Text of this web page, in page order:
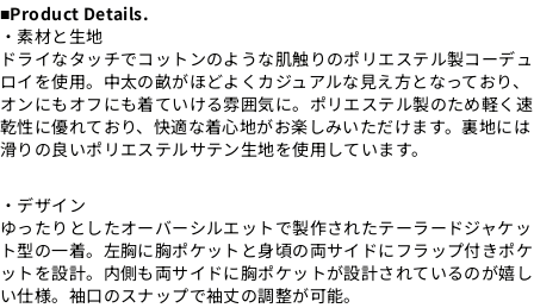
■Product Details.
・素材と生地
ドライなタッチでコットンのような肌触りのポリエステル製コーデュ
ロイを使用。中太の畝がほどよくカジュアルな見え方となっており、
オンにもオフにも着ていける雰囲気に。ポリエステル製のため軽く速
乾性に優れており、快適な着心地がお楽しみいただけます。裏地には
滑りの良いポリエステルサテン生地を使用しています。
・デザイン
ゆったりとしたオーバーシルエットで製作されたテーラードジャケッ
ト型の一着。左胸に胸ポケットと身頃の両サイドにフラップ付きポケ
ットを設計。内側も両サイドに胸ポケットが設計されているのが嬉し
い仕様。 袖口のスナップで袖丈の調整が可能。